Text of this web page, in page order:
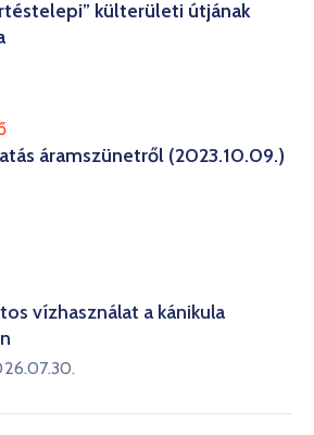
külterületi útjának
áramszünetről (2023.10.09.)
vízhasználat a kánikula